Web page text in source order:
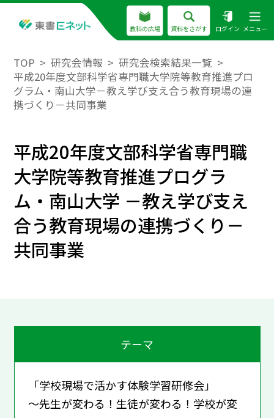
教科の広場 資料をさがす ログイン メニュー
TOP 研究会情報
研究会検索結果一覧
平成20年度文部科学省専門職大学院等教育推進プロ
グラム・南山大学－教え学び支え合う教育現場の連
携づくり－共同事業
平成20年度文部科学省専門職
大学院等教育推進プログラ
ム・南山大学 －教え学び支え
合う教育現場の連携づくり－
共同事業
テーマ
「学校現場で活かす体験学習研修会」
～先生が変わる！生徒が変わる！学校が変